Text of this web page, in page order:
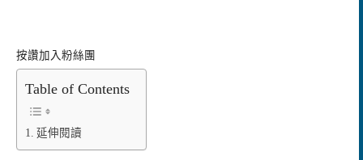
按讚加入粉絲團
Table of Contents
延伸閱讀